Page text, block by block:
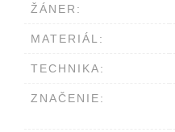
ŽÁNER:
MATERIÁL:
TECHNIKA:
ZNAČENIE: